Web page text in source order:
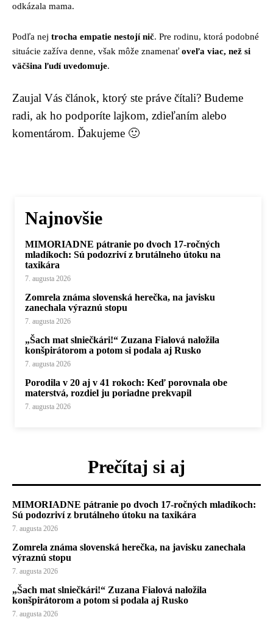
odkázala mama.
Podľa nej trocha empatie nestojí nič. Pre rodinu, ktorá podobné
situácie zažíva denne, však môže znamenať oveľa viac, než si
väčšina ľudí uvedomuje.
Zaujal Vás článok, ktorý ste práve čítali? Budeme
radi, ak ho podporíte lajkom, zdieľaním alebo
komentárom. Ďakujeme 🙂
Najnovšie
MIMORIADNE pátranie po dvoch 17-ročných
mladíkoch: Sú podozriví z brutálneho útoku na
taxikára
7. augusta 2026
Zomrela známa slovenská herečka, na javisku
zanechala výraznú stopu
7. augusta 2026
„Šach mat slniečkári!“ Zuzana Fialová naložila
konšpirátorom a potom si podala aj Rusko
7. augusta 2026
Porodila v 20 aj v 41 rokoch: Keď porovnala obe
materstvá, rozdiel ju poriadne prekvapil
7. augusta 2026
Prečítaj si aj
MIMORIADNE pátranie po dvoch 17-ročných mladíkoch:
Sú podozriví z brutálneho útoku na taxikára
7. augusta 2026
Zomrela známa slovenská herečka, na javisku zanechala
výraznú stopu
7. augusta 2026
„Šach mat slniečkári!“ Zuzana Fialová naložila
konšpirátorom a potom si podala aj Rusko
7. augusta 2026